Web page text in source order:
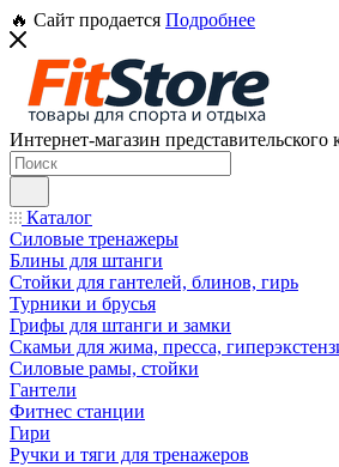
🔥 Сайт продается Подробнее
Интернет-магазин представительского
Каталог
Силовые тренажеры
Блины для штанги
Стойки для гантелей, блинов, гирь
Турники и брусья
Грифы для штанги и замки
Скамьи для жима, пресса,
Силовые рамы, стойки
Гантели
Фитнес станции
Гири
Ручки и тяги для тренажеров